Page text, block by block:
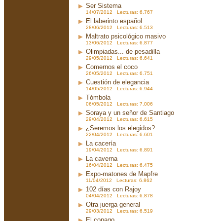
Ser Sistema
14/07/2012 Lecturas: 6.767
El laberinto español
28/06/2012 Lecturas: 6.513
Maltrato psicológico masivo
13/06/2012 Lecturas: 6.877
Olimpiadas... de pesadilla
29/05/2012 Lecturas: 6.641
Comernos el coco
26/05/2012 Lecturas: 6.751
Cuestión de elegancia
14/05/2012 Lecturas: 6.944
Tómbola
06/05/2012 Lecturas: 7.006
Soraya y un señor de Santiago
29/04/2012 Lecturas: 6.615
¿Seremos los elegidos?
22/04/2012 Lecturas: 6.601
La cacería
19/04/2012 Lecturas: 6.891
La caverna
16/04/2012 Lecturas: 6.475
Expo-matones de Mapfre
11/04/2012 Lecturas: 6.862
102 días con Rajoy
04/04/2012 Lecturas: 6.878
Otra juerga general
29/03/2012 Lecturas: 6.519